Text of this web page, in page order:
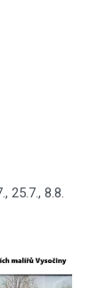
25.7., 8.8.